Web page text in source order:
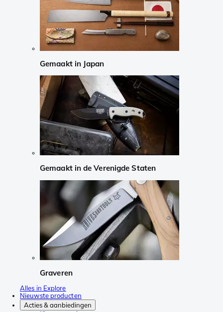
Gemaakt in Japan
Gemaakt in de Verenigde Staten
Graveren
Alles in Explore
Nieuwste producten
Acties & aanbiedingen